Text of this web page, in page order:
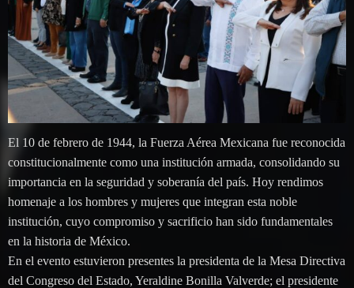
El 10 de febrero de 1944, la Fuerza Aérea Mexicana fue reconocida
constitucionalmente como una institución armada, consolidando su
importancia en la seguridad y soberanía del país. Hoy rendimos
homenaje a los hombres y mujeres que integran esta noble
institución, cuyo compromiso y sacrificio han sido fundamentales
en la historia de México.
En el evento estuvieron presentes la presidenta de la Mesa Directiva
del Congreso del Estado, Yeraldine Bonilla Valverde; el presidente